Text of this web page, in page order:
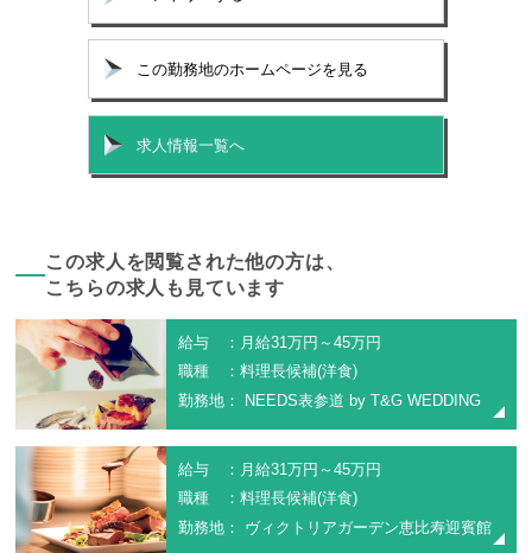
この勤務地のホームページを見る
求人情報一覧へ
この求人を閲覧された他の方は、
こちらの求人も見ています
給与 ：月給31万円～45万円
職種 ：料理長候補(洋食)
勤務地： NEEDS表参道 by T&G WEDDING
給与 ：月給31万円～45万円
職種 ：料理長候補(洋食)
勤務地： ヴィクトリアガーデン恵比寿迎賓館